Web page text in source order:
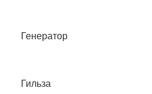
Генератор
Гильза